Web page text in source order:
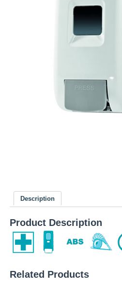
Description
Product Description
Related Products